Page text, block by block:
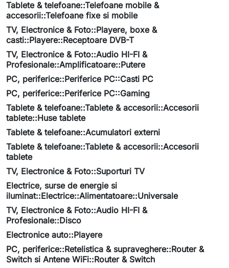
Tablete & telefoane::Telefoane mobile &
accesorii::Telefoane fixe si mobile
TV, Electronice & Foto::Playere, boxe &
casti::Playere::Receptoare DVB-T
TV, Electronice & Foto::Audio HI-FI &
Profesionale::Amplificatoare::Putere
PC, periferice::Periferice PC::Casti PC
PC, periferice::Periferice PC::Gaming
Tablete & telefoane::Tablete & accesorii::Accesorii
tablete::Huse tablete
Tablete & telefoane::Acumulatori externi
Tablete & telefoane::Tablete & accesorii::Accesorii
tablete
TV, Electronice & Foto::Suporturi TV
Electrice, surse de energie si
iluminat::Electrice::Alimentatoare::Universale
TV, Electronice & Foto::Audio HI-FI &
Profesionale::Disco
Electronice auto::Playere
PC, periferice::Retelistica & supraveghere::Router &
Switch si Antene WiFi::Router & Switch